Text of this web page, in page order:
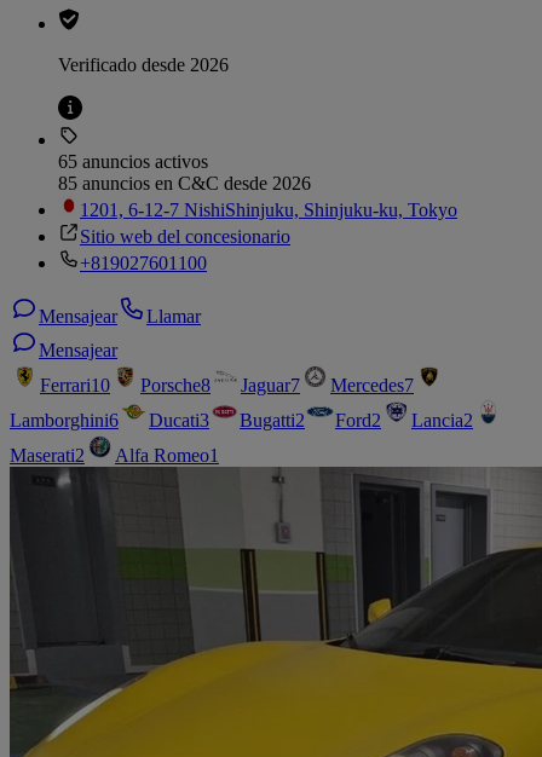
Verificado desde 2026
65 anuncios activos
85 anuncios en C&C desde 2026
1201, 6-12-7 NishiShinjuku, Shinjuku-ku, Tokyo
Sitio web del concesionario
+819027601100
Mensajear
Llamar
Mensajear
Ferrari10 Porsche8 Jaguar7 Mercedes7
Lamborghini6 Ducati3 Bugatti2 Ford2 Lancia2
Maserati2 Alfa Romeo1